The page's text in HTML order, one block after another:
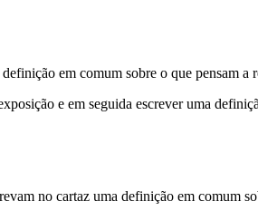
em comum sobre o que pensam a
e em seguida escrever uma
no cartaz uma definição em comum